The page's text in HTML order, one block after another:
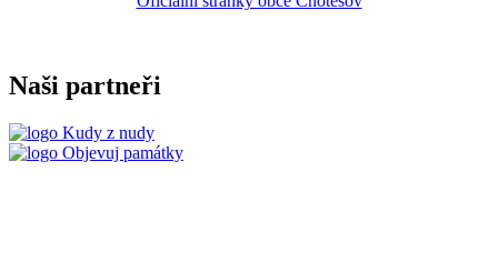
Naši partneři
Kudy z nudy
Objevuj památky